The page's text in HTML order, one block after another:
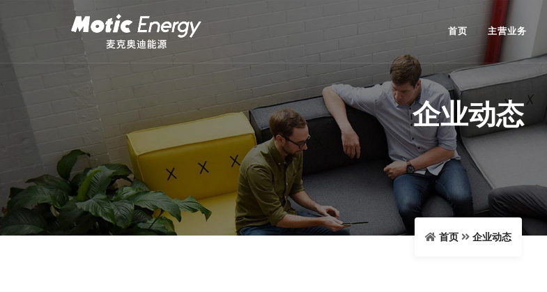
首页 主营业务
企业动态
首页 企业动态